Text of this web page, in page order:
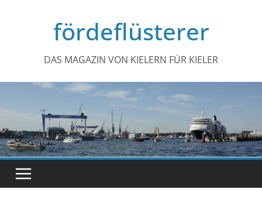
fördeflüsterer
DAS MAGAZIN VON KIELERN FÜR KIELER